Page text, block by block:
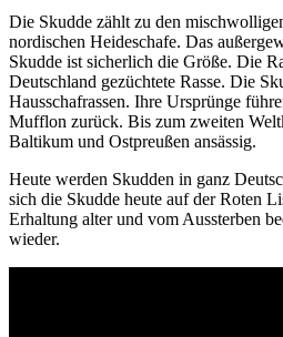
Die Skudde zählt zu den
nordischen Heideschafe. Das
Skudde ist sicherlich die Größe. Die
Deutschland gezüchtete Rasse. Die
Hausschafrassen. Ihre Ursprünge
Mufflon zurück. Bis zum zweiten
Baltikum und Ostpreußen ansässig.
Heute werden Skudden in ganz
sich die Skudde heute auf der Roten
Erhaltung alter und vom Aussterben
wieder.